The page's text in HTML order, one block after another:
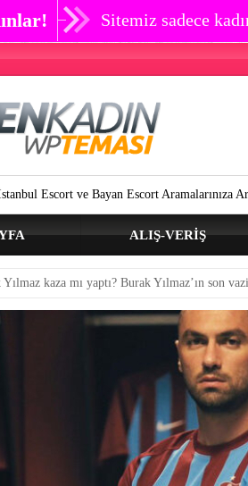
Sitemiz sadece
Bayan Escort Aramalarınıza Artık SON
ALIŞ-VERIŞ
kaza mı yaptı? Burak Yılmaz’ın son